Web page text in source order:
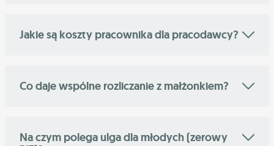
Jakie są koszty pracownika dla pracodawcy?
Co daje wspólne rozliczanie z małżonkiem?
Na czym polega ulga dla młodych (zerowy